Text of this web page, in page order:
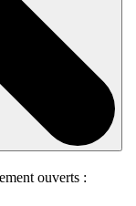
ouverts :